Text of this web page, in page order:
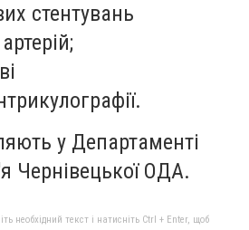
стентувань
у Департаменті
Чернівецької ОДА.
необхідний текст і натисніть Ctrl + Enter, щоб